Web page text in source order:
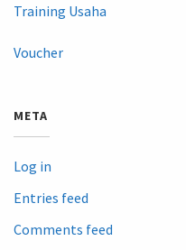
Training Usaha
Voucher
META
Log in
Entries feed
Comments feed